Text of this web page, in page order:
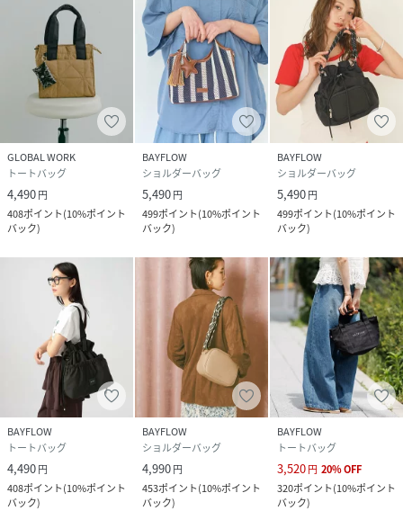
GLOBAL WORK
トートバッグ
4,490円
408ポイント(10%ポイント
バック)
BAYFLOW
ショルダーバッグ
5,490円
499ポイント(10%ポイント
バック)
BAYFLOW
ショルダーバッグ
5,490円
499ポイント(10%ポイント
バック)
BAYFLOW
トートバッグ
4,490円
408ポイント(10%ポイント
バック)
BAYFLOW
ショルダーバッグ
4,990円
453ポイント(10%ポイント
バック)
BAYFLOW
トートバッグ
3,520円 20%OFF
320ポイント(10%ポイント
バック)